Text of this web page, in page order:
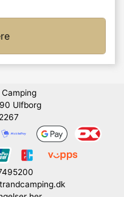
Ulfborg